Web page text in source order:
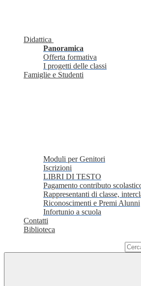
Didattica
Panoramica
Offerta formativa
I progetti delle classi
Famiglie e Studenti
Moduli per Genitori
Iscrizioni
LIBRI DI TESTO
Pagamento contributo
Rappresentanti di classe,
Riconoscimenti e Premi Alunni
Infortunio a scuola
Contatti
Biblioteca